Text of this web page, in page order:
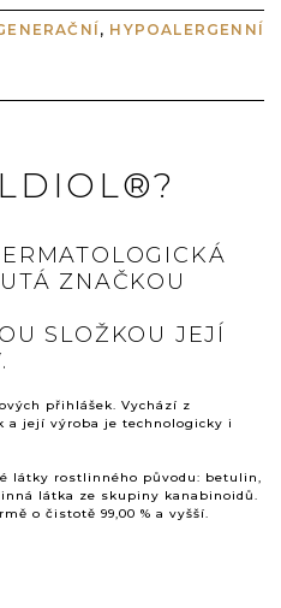
, HYPOALERGENNÍ
ZNAČKOU
SLOŽKOU JEJÍ
přihlášek. Vychází z
a její výroba je technologicky i
látky rostlinného původu: betulin,
látka ze skupiny kanabinoidů.
o čistotě 99,00 % a vyšší.